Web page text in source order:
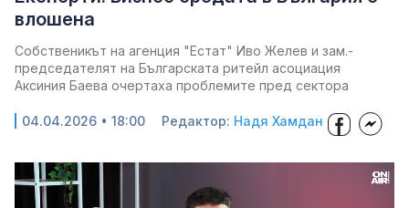
влошена
Собственикът на агенция "Естат" Иво Желев и зам.-
председателят на Българската ритейл асоциация
Аксиния Баева очертаха проблемите пред сектора
04.04.2026 • 18:00 Редактор: Надя Хамдан